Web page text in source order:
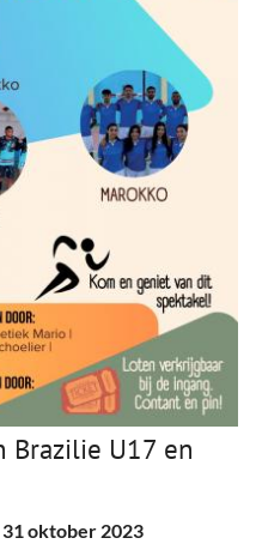
Brazilie U17 en
31 oktober 2023